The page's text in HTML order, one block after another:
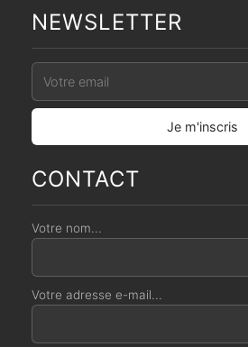
NEWSLETTER
CONTACT
Votre nom...
Votre adresse e-mail...